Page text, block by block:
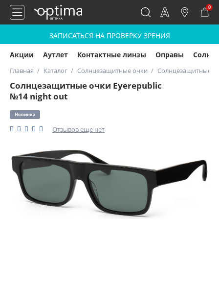
0
ЗАПИСАТЬСЯ НА ПРОВЕРКУ ЗРЕНИЯ
Акции Аутлет Контактные линзы Оправы
Главная Каталог Солнцезащитные очки Солнцезащитные
Солнцезащитные очки Eyerepublic
№14 night out
Новинка
Отзывов еще нет